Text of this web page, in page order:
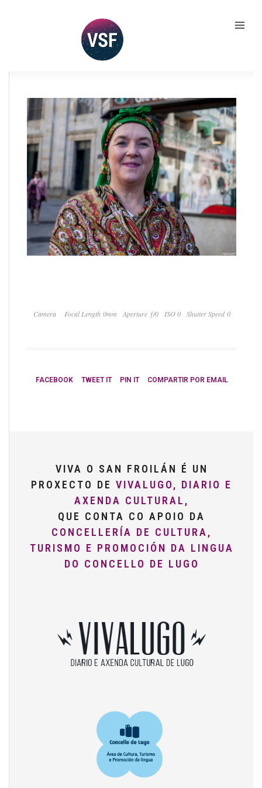
Camera Focal Length 0mm Aperture ƒ/0 ISO 0 Shutter Speed 0
FACEBOOK TWEET IT PIN IT COMPARTIR POR EMAIL
VIVA O SAN FROILÁN É UN
PROXECTO DE VIVALUGO, DIARIO E
AXENDA CULTURAL,
QUE CONTA CO APOIO DA
CONCELLERÍA DE CULTURA,
TURISMO E PROMOCIÓN DA LINGUA
DO CONCELLO DE LUGO